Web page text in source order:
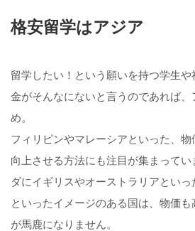
格安留学はアジア
留学したい！という願いを持つ学生
金がそんなにないと言うのであれば、
め。
フィリピンやマレーシアといった、
向上させる方法にも注目が集まって
ダにイギリスやオーストラリアといっ
といったイメージのある国は、物価
が馬鹿になりません。